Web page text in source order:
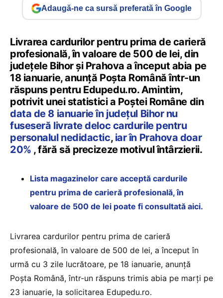
Adaugă-ne ca sursă preferată în Google
Livrarea cardurilor pentru prima de carieră
profesională, în valoare de 500 de lei, din
județele Bihor și Prahova a început abia pe
18 ianuarie, anunță Poșta Română într-un
răspuns pentru Edupedu.ro. Amintim,
potrivit unei statistici a Poștei Române din
data de 8 ianuarie în județul Bihor nu
fuseseră livrate deloc cardurile pentru
personalul nedidactic, iar în Prahova doar
20% , fără să precizeze motivul întârzierii.
Lista magazinelor care acceptă cardurile
pentru prima de carieră profesională, în
valoare de 500 de lei poate fi consultată aici.
Livrarea cardurilor pentru prima de carieră
profesională, în valoare de 500 de lei, a început în
urmă cu 3 zile lucrătoare, pe 18 ianuarie, anunță
Poșta Română, într-un răspuns trimis abia pe marți pe
23 ianuarie, la solicitarea Edupedu.ro.